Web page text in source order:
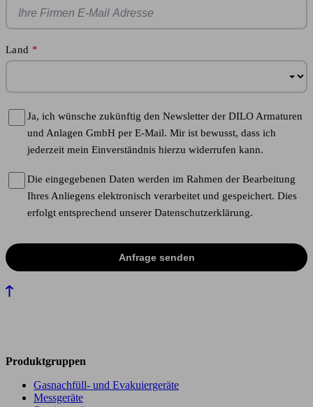
Land
Ja, ich wünsche zukünftig den Newsletter der DILO Armaturen
und Anlagen GmbH per E-Mail. Mir ist bewusst, dass ich
jederzeit mein Einverständnis hierzu widerrufen kann.
Die eingegebenen Daten werden im Rahmen der Bearbeitung
Ihres Anliegens elektronisch verarbeitet und gespeichert. Dies
erfolgt entsprechend unserer Datenschutzerklärung.
Anfrage senden
Produktgruppen
Gasnachfüll- und Evakuiergeräte
Messgeräte